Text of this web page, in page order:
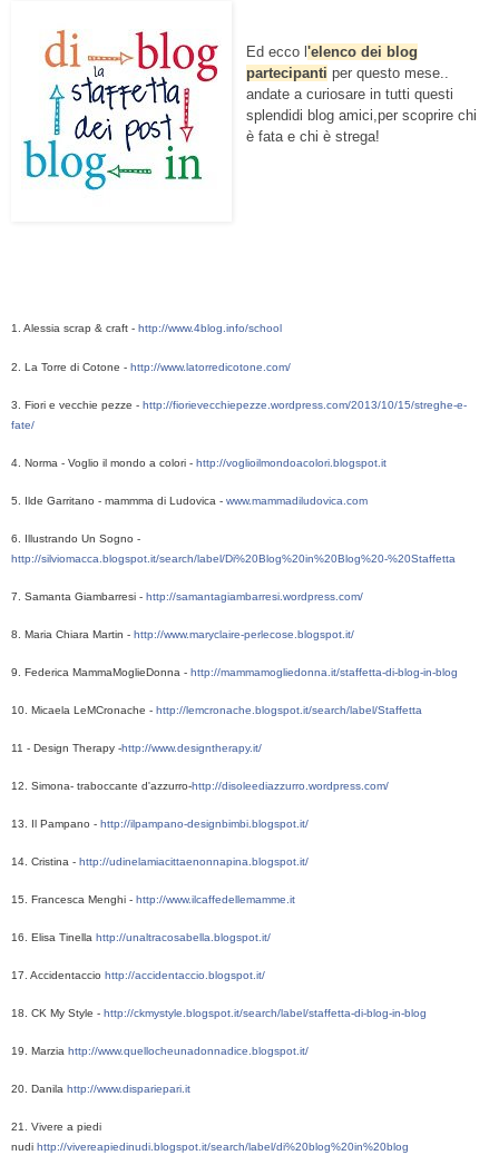
Ed ecco l 'elenco dei blog
partecipanti per questo mese..
andate a curiosare in tutti questi
splendidi blog amici, per scoprire chi
è fata e chi è strega!
1. Alessia scrap & craft - http://www.4blog.info/school
2. La Torre di Cotone - http://www.latorredicotone.com/
3. Fiori e vecchie pezze - http://fiorievecchiepezze.wordpress.com/2013/10/15/streghe-e-
fate/
4. Norma - Voglio il mondo a colori - http://voglioilmondoacolori.blogspot.it
5. Ilde Garritano - mammma di Ludovica - www.mammadiludovica.com
http://silviomacca.blogspot.it/search/label/Di%20Blog%20in%20Blog%20-%20Staffetta
7. Samanta Giambarresi - http://samantagiambarresi.wordpress.com/
8. Maria Chiara Martin - http://www.maryclaire-perlecose.blogspot.it/
9. Federica MammaMoglieDonna - http://mammamogliedonna.it/staffetta-di-blog-in-blog
10. Micaela LeMCronache - http://lemcronache.blogspot.it/search/label/Staffetta
11 - Design Therapy -http://www.designtherapy.it/
12. Simona- traboccante d'azzurro-http://disoleediazzurro.wordpress.com/
13. Il Pampano - http://ilpampano-designbimbi.blogspot.it/
14. Cristina - http://udinelamiacittaenonnapina.blogspot.it/
15. Francesca Menghi - http://www.ilcaffedellemamme.it
16. Elisa Tinella http://unaltracosabella.blogspot.it/
17. Accidentaccio http://accidentaccio.blogspot.it/
18. CK My Style - http://ckmystyle.blogspot.it/search/label/staffetta-di-blog-in-blog
19. Marzia http://www.quellocheunadonnadice.blogspot.it/
20. Danila http://www.dispariepari.it
21. Vivere a piedi
nudi http://vivereapiedinudi.blogspot.it/search/label/di%20blog%20in%20blog